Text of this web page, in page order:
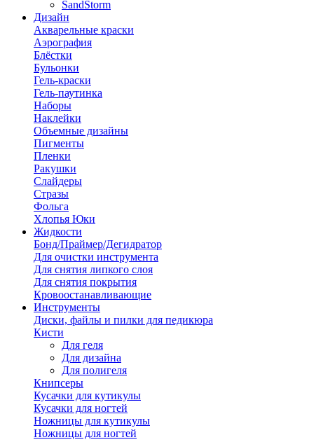
SandStorm
Дизайн
Акварельные краски
Аэрография
Блёстки
Бульонки
Гель-краски
Гель-паутинка
Наборы
Наклейки
Объемные дизайны
Пигменты
Пленки
Ракушки
Слайдеры
Стразы
Фольга
Хлопья Юки
Жидкости
Бонд/Праймер/Дегидратор
Для очистки инструмента
Для снятия липкого слоя
Для снятия покрытия
Кровоостанавливающие
Инструменты
Диски, файлы и пилки для педикюра
Кисти
Для геля
Для дизайна
Для полигеля
Книпсеры
Кусачки для кутикулы
Кусачки для ногтей
Ножницы для кутикулы
Ножницы для ногтей